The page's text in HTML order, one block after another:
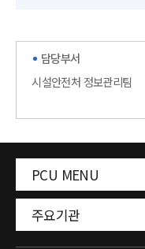
담당부서
시설안전처 정보관리팀
PCU MENU
주요기관